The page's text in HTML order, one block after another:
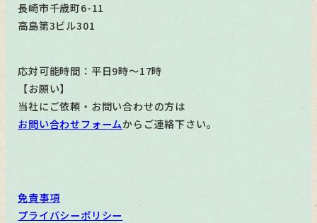
長崎市千歳町6-11
高島第3ビル301
応対可能時間：平日9時～17時
【お願い】
当社にご依頼・お問い合わせの方は
お問い合わせフォームからご連絡下さい。
免責事項
プライバシーポリシー